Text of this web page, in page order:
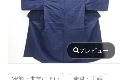
プレビュー